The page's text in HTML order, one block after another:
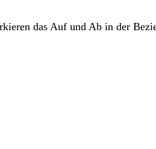
das Auf und Ab in der